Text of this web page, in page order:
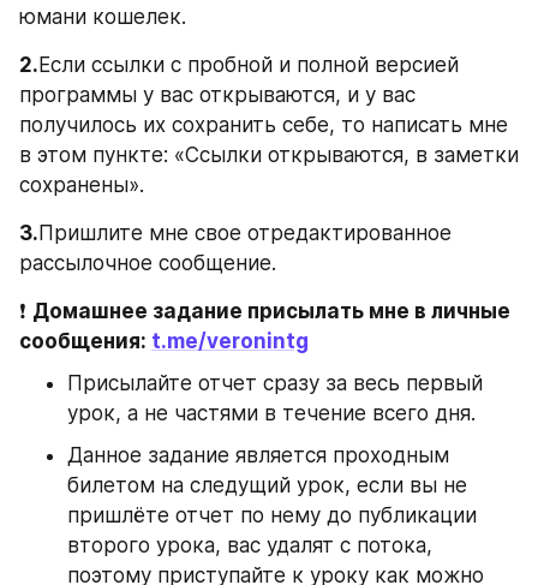
юмани кошелек.
2.Если ссылки с пробной и полной версией
программы у вас открываются, и у вас
получилось их сохранить себе, то написать мне
в этом пункте: «Ссылки открываются, в заметки
сохранены».
3.Пришлите мне свое отредактированное
рассылочное сообщение.
❗️ Домашнее задание присылать мне в личные
сообщения: t.me/veronintg
Присылайте отчет сразу за весь первый
урок, а не частями в течение всего дня.
Данное задание является проходным
билетом на следущий урок, если вы не
пришлёте отчет по нему до публикации
второго урока, вас удалят с потока,
поэтому приступайте к уроку как можно